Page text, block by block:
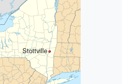
Stottville